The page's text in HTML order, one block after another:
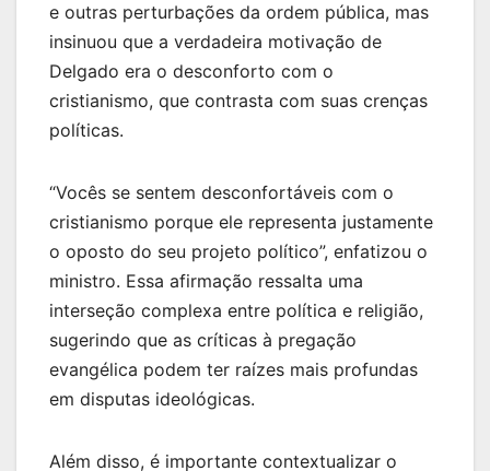
e outras perturbações da ordem pública, mas
insinuou que a verdadeira motivação de
Delgado era o desconforto com o
cristianismo, que contrasta com suas crenças
políticas.
“Vocês se sentem desconfortáveis com o
cristianismo porque ele representa justamente
o oposto do seu projeto político”, enfatizou o
ministro. Essa afirmação ressalta uma
interseção complexa entre política e religião,
sugerindo que as críticas à pregação
evangélica podem ter raízes mais profundas
em disputas ideológicas.
Além disso, é importante contextualizar o